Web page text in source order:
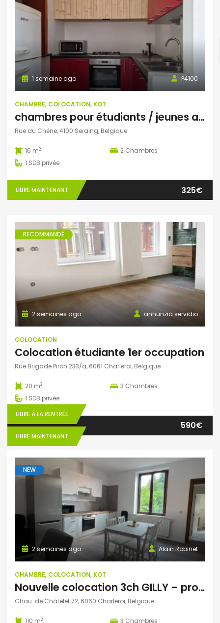
P4100
1 semaine ago
CHAMBRE, COLOCATION, KOT
chambres pour étudiants / jeunes actifs
Rue du Chêne, 4100 Seraing, Belgique
16 m2 2 Chambres
1 SDB privée
LIBRE MAINTENANT 325€
RECOMMANDÉ
annunzia servidio
2 semaines ago
COLOCATION
Colocation étudiante 1er occupation
Rue Brigade Piron 233/a, 6061 Charleroi, Belgique
20 m2 3 Chambres
1 SDB privée
LIBRE À LA RENTRÉE
LIBRE MAINTENANT
590€
NEW
Alain Robinet
2 semaines ago
CHAMBRE, COLOCATION, KOT
Nouvelle colocation 3ch GILLY – proche GHDC site Viviers
Chau. de Châtelet 72, 6060 Charleroi, Belgique
110 m2 3 Chambres